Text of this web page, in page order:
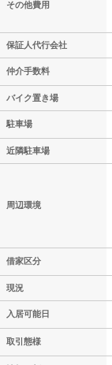
その他費用
保証人代行会社
仲介手数料
バイク置き場
駐車場
近隣駐車場
周辺環境
借家区分
現況
入居可能日
取引態様